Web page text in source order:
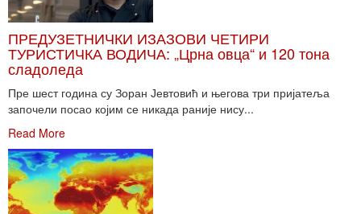
ПРЕДУЗЕТНИЧКИ ИЗАЗОВИ ЧЕТИРИ
ТУРИСТИЧКА ВОДИЧА: „Црна овца“ и 120 тона
сладоледа
Пре шест година су Зоран Јевтовић и његова три пријатеља
започели посао којим се никада раније нису...
Read More